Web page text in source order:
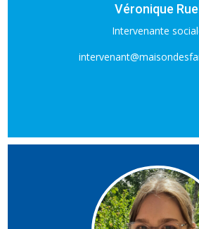
Véronique
Intervenante